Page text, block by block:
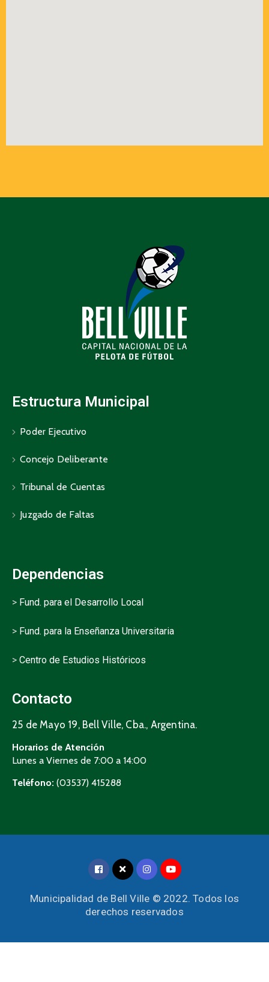
Estructura Municipal
Poder Ejecutivo
Concejo Deliberante
Tribunal de Cuentas
Juzgado de Faltas
Dependencias
> Fund. para el Desarrollo Local
> Fund. para la Enseñanza Universitaria
> Centro de Estudios Históricos
Contacto
25 de Mayo 19, Bell Ville, Cba., Argentina.
Horarios de Atención
Lunes a Viernes de 7:00 a 14:00
Teléfono: (03537) 415288
Municipalidad de Bell Ville © 2022. Todos los
derechos reservados